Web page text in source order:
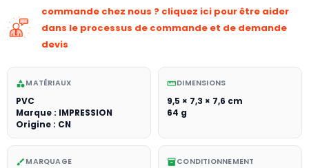
commande chez nous ? cliquez ici pour être aider
dans le processus de commande et de demande
devis
categoryMATÉRIAUX
PVC
Marque : IMPRESSION
Origine : CN
straightenDIMENSIONS
9,5 × 7,3 × 7,6 cm
64 g
brush MARQUAGE inventory_2CONDITIONNEMENT